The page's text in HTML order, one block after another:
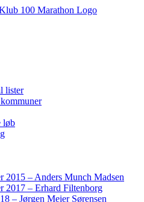
lister
løb
2015 – Anders Munch Madsen
2017 – Erhard Filtenborg
– Jørgen Meier Sørensen